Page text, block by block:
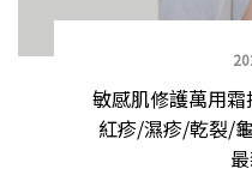
敏感肌修護萬用
紅疹/濕疹/乾裂/